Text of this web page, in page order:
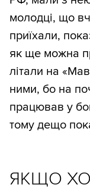
молодці, що
приїхали,
як ще можна
літали на
ними, бо на
працював у
тому дещо
ЯКЩО